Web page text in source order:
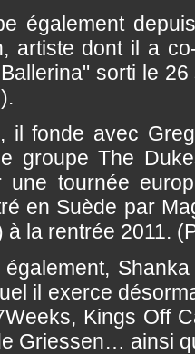
également
artiste dont il a
sorti le
il fonde avec
groupe The
une tournée
en Suède par
à la rentrée 2011.
également,
il exerce
Kings Off
Griessen… ainsi